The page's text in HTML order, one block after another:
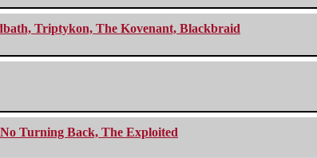
Triptykon, The Kovenant, Blackbraid
Turning Back, The Exploited